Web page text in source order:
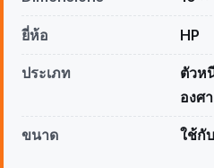
ยี่ห้อ HP
ประเภท
ตัวห
องศา
ขนาด ใช้กั